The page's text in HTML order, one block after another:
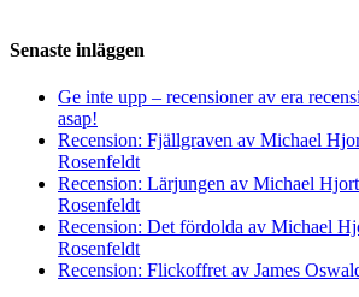
Senaste inläggen
Ge inte upp – recensioner av era
asap!
Recension: Fjällgraven av Michael
Rosenfeldt
Recension: Lärjungen av Michael
Rosenfeldt
Recension: Det fördolda av Michael
Rosenfeldt
Recension: Flickoffret av James